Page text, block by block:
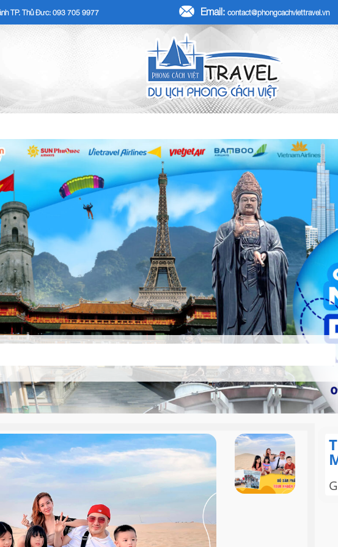
TP. Thủ Đức: 093 705 9977 Email: contact@phongcachviettravel.vn